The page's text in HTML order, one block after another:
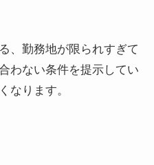
、勤務地が限られすぎて
わない条件を提示してい
なります。